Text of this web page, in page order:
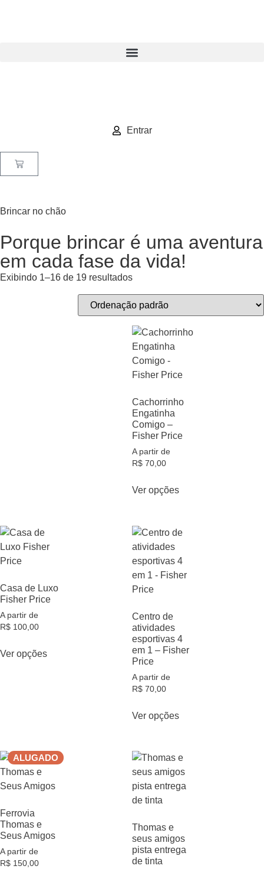
Entrar
Brincar no chão
Porque brincar é uma aventura
em cada fase da vida!
Exibindo 1–16 de 19 resultados
Cachorrinho
Engatinha
Comigo –
Fisher Price
A partir de
R$ 70,00
Ver opções
Casa de Luxo
Fisher Price
A partir de
R$ 100,00
Ver opções
Centro de
atividades
esportivas 4
em 1 – Fisher
Price
A partir de
R$ 70,00
Ver opções
ALUGADO
Ferrovia
Thomas e
Seus Amigos
A partir de
R$ 150,00
Thomas e
seus amigos
pista entrega
de tinta